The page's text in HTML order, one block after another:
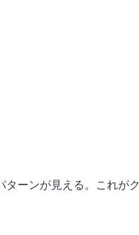
ターンが見える。これがク